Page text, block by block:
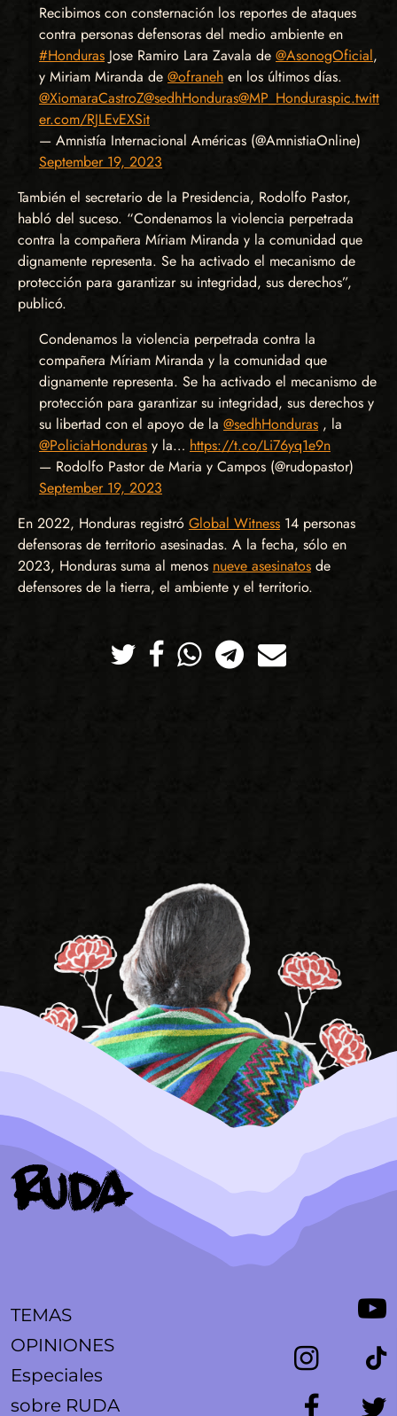
Recibimos con consternación los reportes de ataques
contra personas defensoras del medio ambiente en
#Honduras Jose Ramiro Lara Zavala de @AsonogOficial,
y Miriam Miranda de @ofraneh en los últimos días.
@XiomaraCastroZ@sedhHonduras@MP_Honduraspic.twitt
er.com/RJLEvEXSit
— Amnistía Internacional Américas (@AmnistiaOnline)
September 19, 2023
También el secretario de la Presidencia, Rodolfo Pastor,
habló del suceso. “Condenamos la violencia perpetrada
contra la compañera Míriam Miranda y la comunidad que
dignamente representa. Se ha activado el mecanismo de
protección para garantizar su integridad, sus derechos”,
publicó.
Condenamos la violencia perpetrada contra la
compañera Míriam Miranda y la comunidad que
dignamente representa. Se ha activado el mecanismo de
protección para garantizar su integridad, sus derechos y
su libertad con el apoyo de la @sedhHonduras , la
@PoliciaHonduras y la… https://t.co/Li76yq1e9n
— Rodolfo Pastor de Maria y Campos (@rudopastor)
September 19, 2023
En 2022, Honduras registró Global Witness 14 personas
defensoras de territorio asesinadas. A la fecha, sólo en
2023, Honduras suma al menos nueve asesinatos de
defensores de la tierra, el ambiente y el territorio.
TwitterFacebookWhatsappTelegramCorreo
TEMAS
OPINIONES
Especiales
sobre RUDA